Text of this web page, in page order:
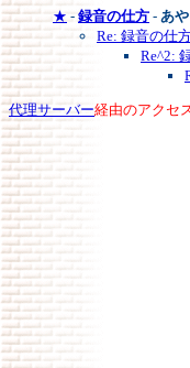
★ - 録音の仕方 - あや
Re: 録音の仕
Re^2:
代理サーバー経由のアクセ